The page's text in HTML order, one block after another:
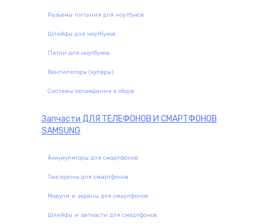
Разъемы питания для ноутбуков
Шлейфы для ноутбуков
Петли для ноутбуков
Вентиляторы (кулеры)
Системы охлаждения в сборе
Запчасти ДЛЯ ТЕЛЕФОНОВ И СМАРТФОНОВ
SAMSUNG
Аккумуляторы для смартфонов
Тачскрины для смартфонов
Модули и экраны для смартфонов
Шлейфы и запчасти для смартфонов